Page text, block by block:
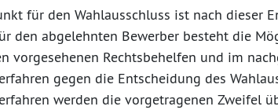
für den Wahlausschluss ist nach dieser
den abgelehnten Bewerber besteht die
vorgesehenen Rechtsbehelfen und im
gegen die Entscheidung des
werden die vorgetragenen Zweifel